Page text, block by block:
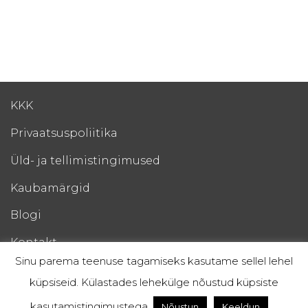
KKK
Privaatsuspoliitika
Üld- ja tellimistingimused
Kaubamärgid
Blogi
Kontakt
Esto Järelmaks
Sinu parema teenuse tagamiseks kasutame sellel lehel
küpsiseid. Külastades lehekülge nõustud küpsiste